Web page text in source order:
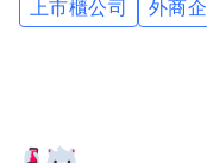
上市櫃公司 外商